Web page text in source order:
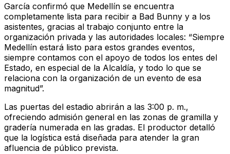
García confirmó que Medellín se encuentra
completamente lista para recibir a Bad Bunny y a los
asistentes, gracias al trabajo conjunto entre la
organización privada y las autoridades locales: “Siempre
Medellín estará listo para estos grandes eventos,
siempre contamos con el apoyo de todos los entes del
Estado, en especial de la Alcaldía, y todo lo que se
relaciona con la organización de un evento de esa
magnitud”.
Las puertas del estadio abrirán a las 3:00 p. m.,
ofreciendo admisión general en las zonas de gramilla y
gradería numerada en las gradas. El productor detalló
que la logística está diseñada para atender la gran
afluencia de público prevista.